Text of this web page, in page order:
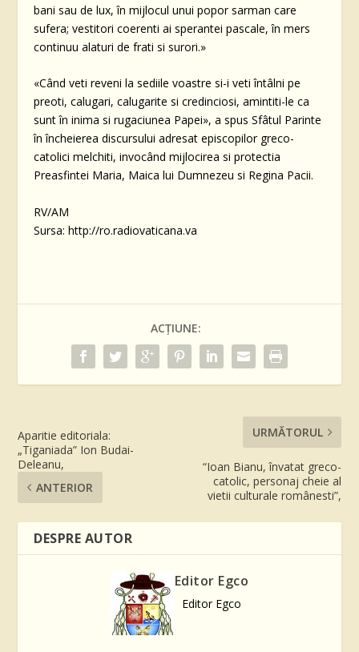
bani sau de lux, în mijlocul unui popor sarman care
sufera; vestitori coerenti ai sperantei pascale, în mers
continuu alaturi de frati si surori.»
«Când veti reveni la sediile voastre si-i veti întâlni pe
preoti, calugari, calugarite si credinciosi, amintiti-le ca
sunt în inima si rugaciunea Papei», a spus Sfâtul Parinte
în încheierea discursului adresat episcopilor greco-
catolici melchiti, invocând mijlocirea si protectia
Preasfintei Maria, Maica lui Dumnezeu si Regina Pacii.
RV/AM
Sursa: http://ro.radiovaticana.va
ACȚIUNE:
Aparitie editoriala:
„Tiganiada” Ion Budai-
Deleanu,
ANTERIOR
URMĂTORUL
“Ioan Bianu, învatat greco-
catolic, personaj cheie al
vietii culturale românesti”,
DESPRE AUTOR
Editor Egco
Editor Egco